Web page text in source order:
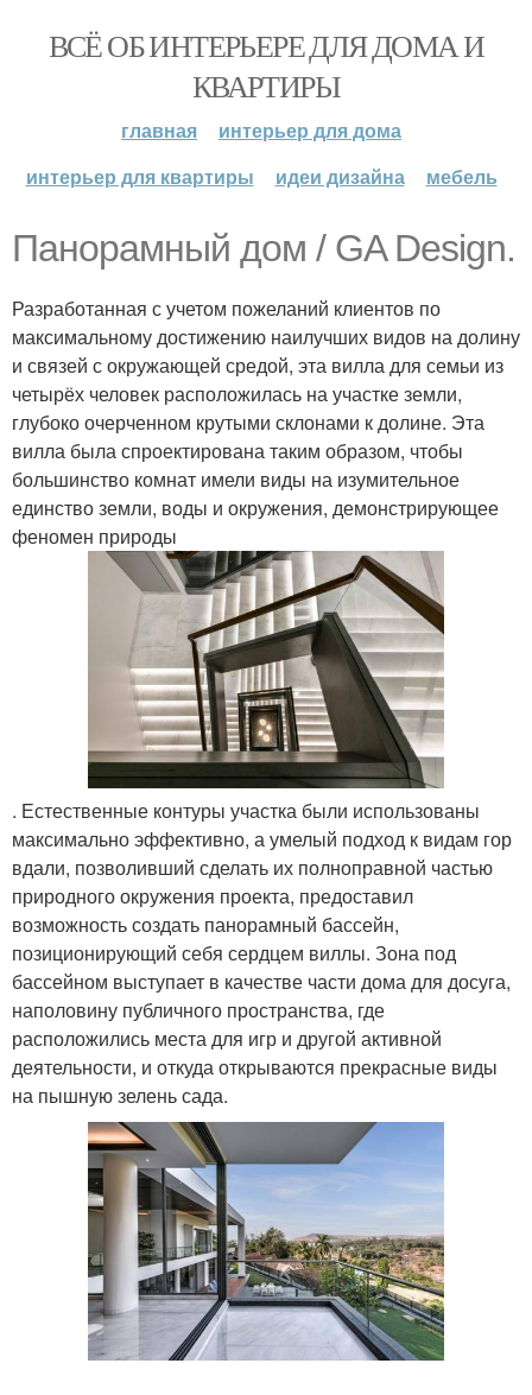
ВСЁ ОБ ИНТЕРЬЕРЕ ДЛЯ ДОМА И
КВАРТИРЫ
главная
интерьер для дома
интерьер для квартиры
идеи дизайна мебель
Панорамный дом / GA Design.
Разработанная с учетом пожеланий клиентов по
максимальному достижению наилучших видов на долину
и связей с окружающей средой, эта вилла для семьи из
четырёх человек расположилась на участке земли,
глубоко очерченном крутыми склонами к долине. Эта
вилла была спроектирована таким образом, чтобы
большинство комнат имели виды на изумительное
единство земли, воды и окружения, демонстрирующее
феномен природы
. Естественные контуры участка были использованы
максимально эффективно, а умелый подход к видам гор
вдали, позволивший сделать их полноправной частью
природного окружения проекта, предоставил
возможность создать панорамный бассейн,
позиционирующий себя сердцем виллы. Зона под
бассейном выступает в качестве части дома для досуга,
наполовину публичного пространства, где
расположились места для игр и другой активной
деятельности, и откуда открываются прекрасные виды
на пышную зелень сада.